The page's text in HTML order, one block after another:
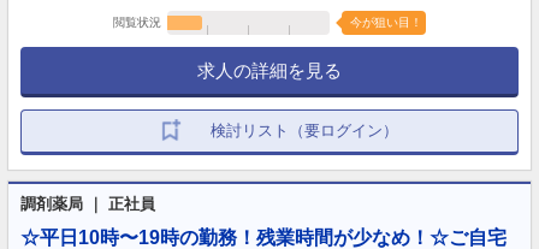
閲覧状況 今が狙い目！
求人の詳細を見る
検討リスト（要ログイン）
調剤薬局 ｜ 正社員
☆平日10時〜19時の勤務！残業時間が少なめ！☆ご自宅